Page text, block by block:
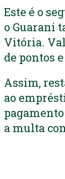
Este é o
o Guarani
Vitória.
de pontos
Assim,
ao
a multa